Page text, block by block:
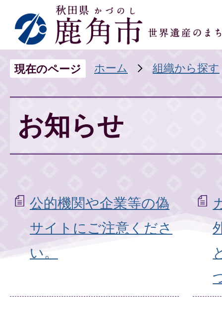
現在のページ ホーム 組織から探す
お知らせ
公的機関や企業等の偽
サイトにご注意くださ
い。